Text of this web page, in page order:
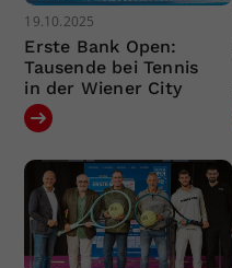
19.10.2025
Erste Bank Open:
Tausende bei Tennis
in der Wiener City